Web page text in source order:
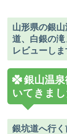
山形県の銀
道、白銀の
レビューしま
銀山温
いてきまし
銀坑道へ行